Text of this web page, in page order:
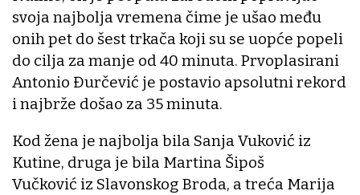
svoja najbolja vremena čime je ušao među
onih pet do šest trkača koji su se uopće popeli
do cilja za manje od 40 minuta. Prvoplasirani
Antonio Đurčević je postavio apsolutni rekord
i najbrže došao za 35 minuta.
Kod žena je najbolja bila Sanja Vuković iz
Kutine, druga je bila Martina Šipoš
Vučković iz Slavonskog Broda, a treća Marija